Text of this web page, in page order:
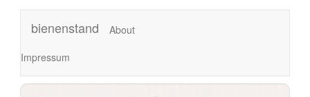
bienenstand
About
Impressum